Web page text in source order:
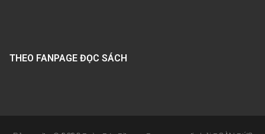
THEO FANPAGE ĐỌC SÁCH